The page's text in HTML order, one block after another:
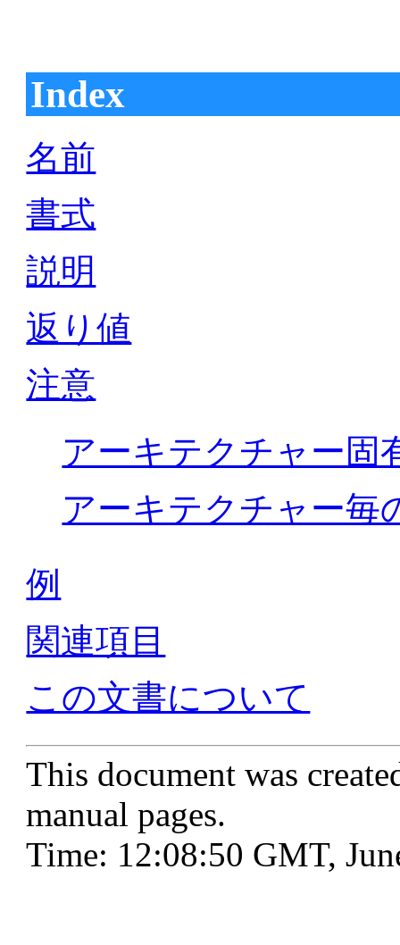
Index
名前
書式
説明
返り値
注意
アーキテクチャー固
アーキテクチャー毎
例
関連項目
この文書について
This document was
manual pages.
Time: 12:08:50 GMT,